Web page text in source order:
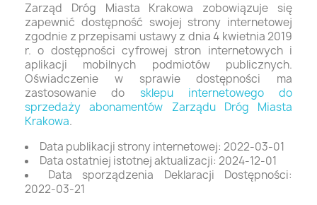
Zarząd Dróg Miasta Krakowa zobowiązuje się
zapewnić dostępność swojej strony internetowej
zgodnie z przepisami ustawy z dnia 4 kwietnia 2019
r. o dostępności cyfrowej stron internetowych i
aplikacji mobilnych podmiotów publicznych.
Oświadczenie w sprawie dostępności ma
zastosowanie do sklepu internetowego do
sprzedaży abonamentów Zarządu Dróg Miasta
Krakowa.
Data publikacji strony internetowej: 2022-03-01
Data ostatniej istotnej aktualizacji: 2024-12-01
Data sporządzenia Deklaracji Dostępności:
2022-03-21